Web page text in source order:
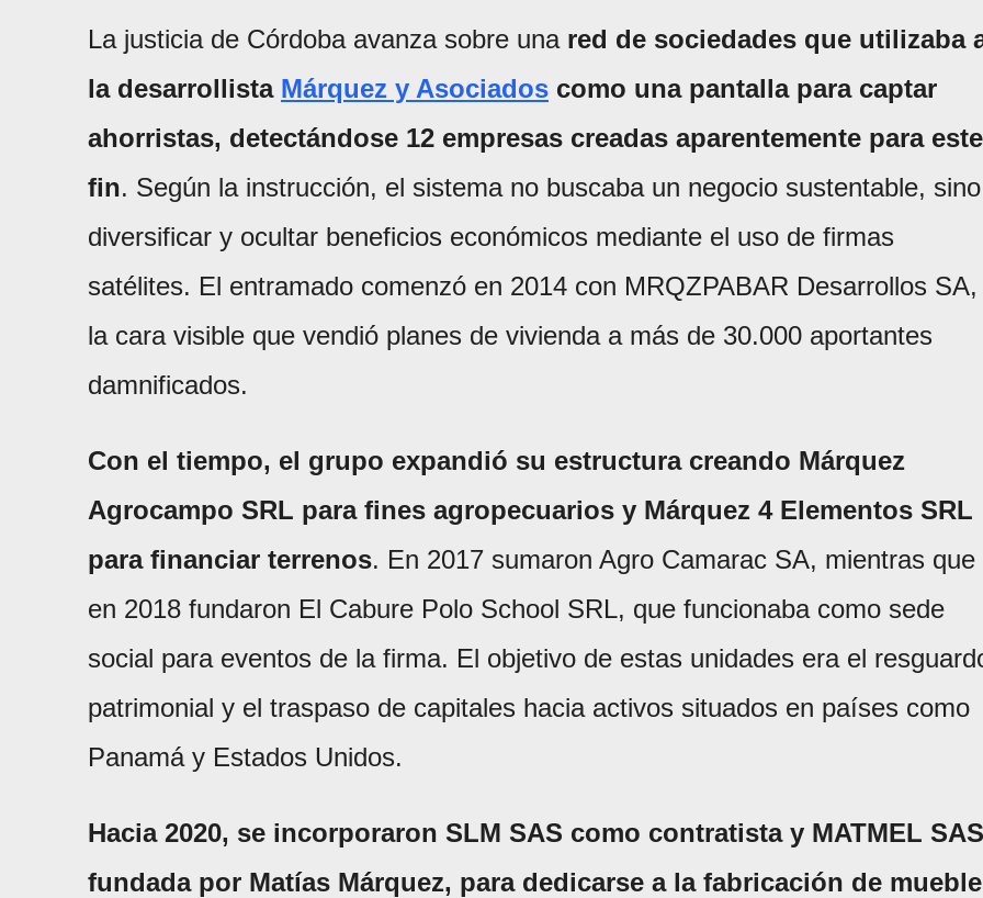
La justicia de Córdoba avanza sobre una red de sociedades que utilizaba
la desarrollista Márquez y Asociados como una pantalla para captar
ahorristas, detectándose 12 empresas creadas aparentemente para este
fin. Según la instrucción, el sistema no buscaba un negocio sustentable, sino
diversificar y ocultar beneficios económicos mediante el uso de firmas
satélites. El entramado comenzó en 2014 con MRQZPABAR Desarrollos SA,
la cara visible que vendió planes de vivienda a más de 30.000 aportantes
damnificados.
Con el tiempo, el grupo expandió su estructura creando Márquez
Agrocampo SRL para fines agropecuarios y Márquez 4 Elementos SRL
para financiar terrenos. En 2017 sumaron Agro Camarac SA, mientras que
en 2018 fundaron El Cabure Polo School SRL, que funcionaba como sede
social para eventos de la firma. El objetivo de estas unidades era el
patrimonial y el traspaso de capitales hacia activos situados en países como
Panamá y Estados Unidos.
Hacia 2020, se incorporaron SLM SAS como contratista y MATMEL
fundada por Matías Márquez, para dedicarse a la fabricación de